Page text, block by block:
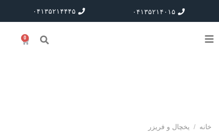
۰۴۱۳۵۲۱۴۰۱۵ ۰۴۱۳۵۲۱۴۴۴۵
0
خانه / یخچال و فریزر